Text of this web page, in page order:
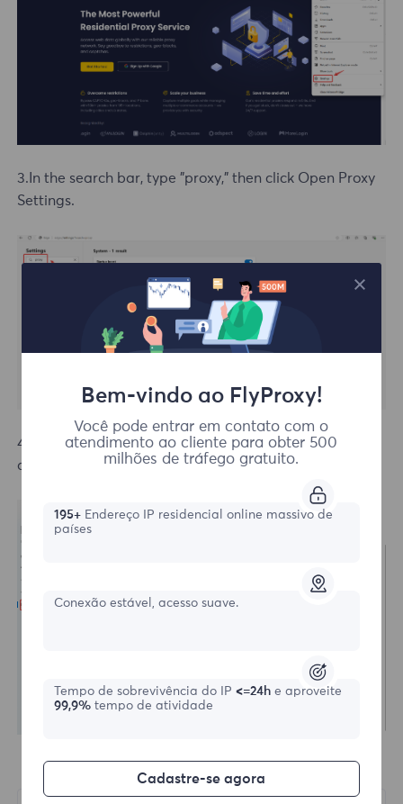
3.In the search bar, type "proxy," then click Open Proxy
Settings.
4.Enter the proxy IP address and port, click Save. Open
a new window to check the IP and verify if it matches.
Bem-vindo ao FlyProxy!
Você pode entrar em contato com o
atendimento ao cliente para obter 500
milhões de tráfego gratuito.
195+Endereço IP residencial online massivo de
países
Conexão estável, acesso suave.
Tempo de sobrevivência do IP <=24h e aproveite
99,9%tempo de atividade
Cadastre-se agora